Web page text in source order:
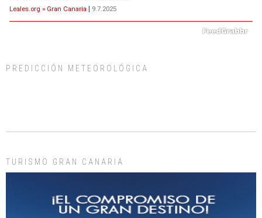
Leales.org » Gran Canaria | 9.7.2025
días, ella incluida...
PREDICCIÓN METEOROLÓGICA
TURISMO GRAN CANARIA